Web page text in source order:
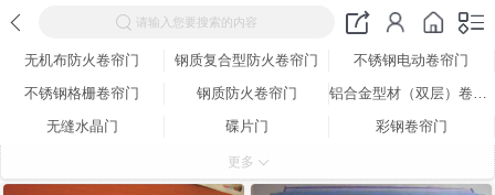
请输入您要搜索的内容
无机布防火卷帘门 钢质复合型防火卷帘门
不锈钢电动卷帘门
不锈钢格栅卷帘门
钢质防火卷帘门
铝合金型材（双层）卷帘门
无缝水晶门
碟片门
彩钢卷帘门
钢制抗风卷帘门
更多